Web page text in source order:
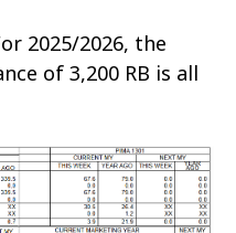
2025/2026, the
of 3,200 RB is all